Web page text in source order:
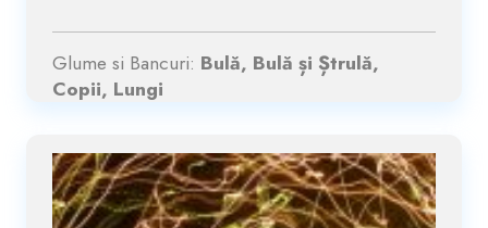
Glume si Bancuri: Bulă, Bulă și Ștrulă,
Copii, Lungi